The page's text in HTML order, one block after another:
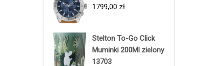
1799,00 zł
Stelton To-Go Click
Muminki 200Ml zielony
13703